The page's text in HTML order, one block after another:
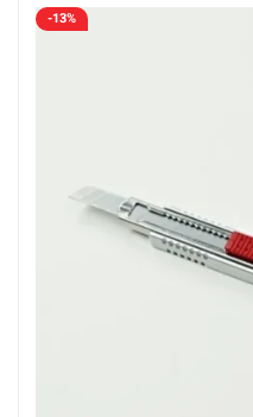
-13%